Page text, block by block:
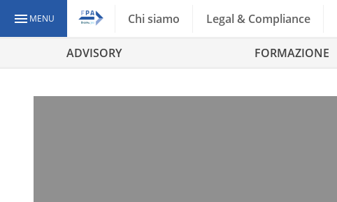
MENU Chi siamo Legal & Compliance
ADVISORY FORMAZIONE